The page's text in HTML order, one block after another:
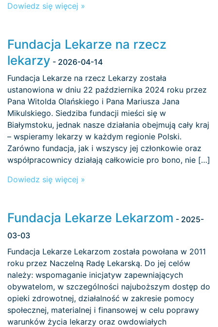
Dowiedz się więcej »
Fundacja Lekarze na rzecz
lekarzy - 2026-04-14
Fundacja Lekarze na rzecz Lekarzy została
ustanowiona w dniu 22 października 2024 roku przez
Pana Witolda Olańskiego i Pana Mariusza Jana
Mikulskiego. Siedziba fundacji mieści się w
Białymstoku, jednak nasze działania obejmują cały kraj
– wspieramy lekarzy w każdym regionie Polski.
Zarówno fundacja, jak i wszyscy jej członkowie oraz
współpracownicy działają całkowicie pro bono, nie […]
Dowiedz się więcej »
Fundacja Lekarze Lekarzom - 2025-
03-03
Fundacja Lekarze Lekarzom została powołana w 2011
roku przez Naczelną Radę Lekarską. Do jej celów
należy: wspomaganie inicjatyw zapewniających
obywatelom, w szczególności najuboższym dostęp do
opieki zdrowotnej, działalność w zakresie pomocy
społecznej, materialnej i finansowej w celu poprawy
warunków życia lekarzy oraz owdowiałych